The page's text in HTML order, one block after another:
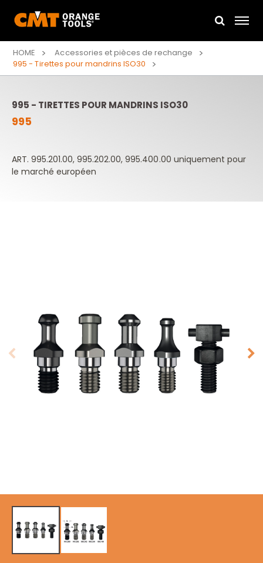
HOME
Accessories et pièces de rechange
995 - Tirettes pour mandrins ISO30
995 - TIRETTES POUR MANDRINS ISO30
995
ART. 995.201.00, 995.202.00, 995.400.00 uniquement pour
le marché européen